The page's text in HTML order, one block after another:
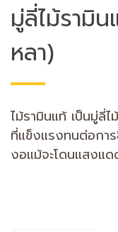
มู่ลี่ไม้รามิ
หลา)
ไม้รามินแท้ เป็นมู่ลี่
ที่แข็งแรงทนต่อกา
งอแม้จะโดนแสงแด